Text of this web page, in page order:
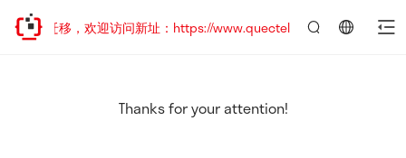
地址已迁移，欢迎访问新址：https://www.quectel.com.cn
Thanks for your attention!